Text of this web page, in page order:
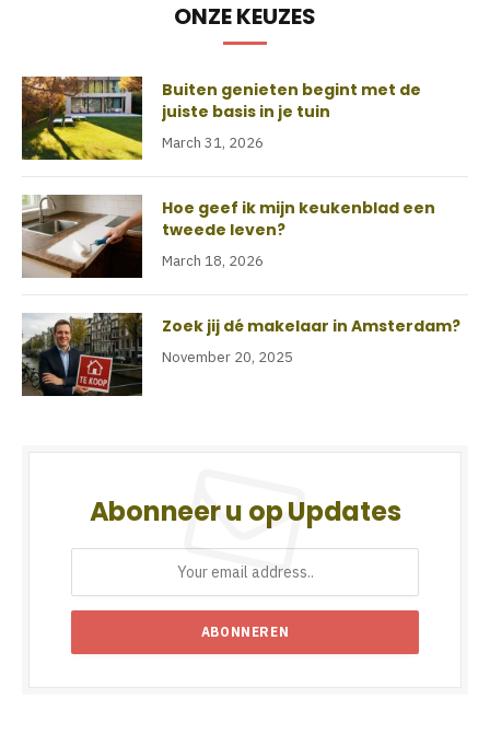
ONZE KEUZES
Buiten genieten begint met de
juiste basis in je tuin
March 31, 2026
Hoe geef ik mijn keukenblad een
tweede leven?
March 18, 2026
Zoek jij dé makelaar in Amsterdam?
November 20, 2025
Abonneer u op Updates